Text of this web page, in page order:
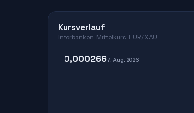
Kursverlauf
Interbanken-Mittelkurs · EUR/XAU
0,0002667. Aug. 2026